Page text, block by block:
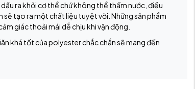
ra khỏi cơ thể chứ không thể thấm nước, điều
tạo ra một chất liệu tuyệt vời. Những sản phẩm
giác thoải mái dễ chịu khi vận động.
khá tốt của polyester chắc chắn sẽ mang đến